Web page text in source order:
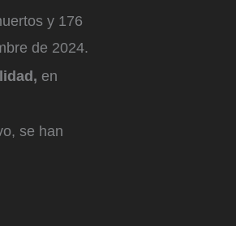
y 176
de 2024.
en
se han